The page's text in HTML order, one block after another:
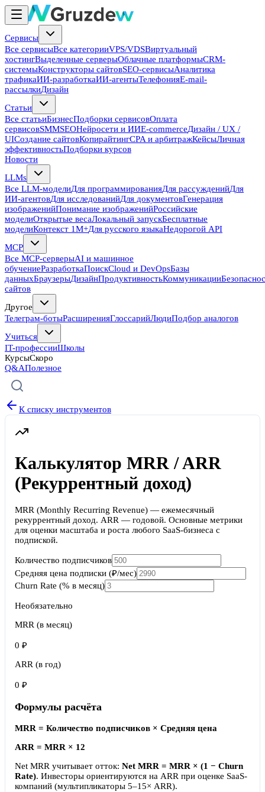
Сервисы
Все сервисыВсе категорииVPS/VDSВиртуальный
хостингВыделенные серверыОблачные платформыCRM-
системыКонструкторы сайтовSEO-сервисыАналитика
трафикаИИ-разработкаИИ-агентыТелефонияE-mail-
рассылкиДизайн
Статьи
Все статьиБизнесПодборки сервисовОплата
сервисовSMMSEOНейросети и ИИE-commerceДизайн / UX /
UIСоздание сайтовКопирайтингCPA и арбитражКейсыЛичная
эффективностьПодборки курсов
Новости
LLMs
Все LLM-моделиДля программированияДля рассужденийДля
ИИ-агентовДля исследованийДля документовГенерация
изображенийПонимание изображенийРоссийские
моделиОткрытые весаЛокальный запускБесплатные
моделиКонтекст 1M+Для русского языкаНедорогой API
MCP
Все MCP-серверыAI и машинное
обучениеРазработкаПоискCloud и DevOpsБазы
данныхБраузерыДизайнПродуктивностьКоммуникации
сайтов
Другое
Телеграм-ботыРасширенияГлоссарийЛюдиПодбор аналогов
Учиться
IT-профессииШколы
КурсыСкоро
Q&AПолезное
К списку инструментов
Калькулятор MRR / ARR
(Рекуррентный доход)
MRR (Monthly Recurring Revenue) — ежемесячный
рекуррентный доход. ARR — годовой. Основные метрики
для оценки масштаба и роста любого SaaS-бизнеса с
подпиской.
Количество подписчиков
Средняя цена подписки (₽/мес)
Churn Rate (% в месяц)
Необязательно
MRR (в месяц)
0 ₽
ARR (в год)
0 ₽
Формулы расчёта
MRR = Количество подписчиков × Средняя цена
ARR = MRR × 12
Net MRR учитывает отток: Net MRR = MRR × (1 − Churn
Rate). Инвесторы ориентируются на ARR при оценке SaaS-
компаний (мультипликаторы 5–15× ARR).